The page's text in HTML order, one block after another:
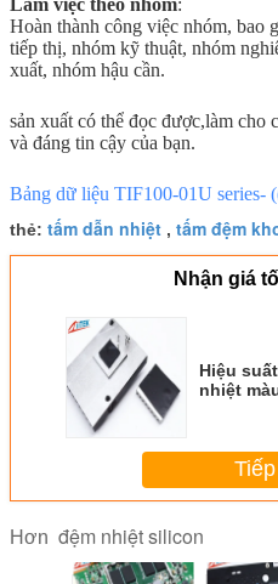
Hoàn thành công việc nhóm, bao
tiếp thị, nhóm kỹ thuật, nhóm
xuất, nhóm hậu cần.
sản xuất có thể đọc được,làm cho
và đáng tin cậy của bạn.
Bảng dữ liệu TIF100-01U series-
thẻ: tấm dẫn nhiệt , tấm đệm
Nhận giá
Hiệu
nhiệt
Hơn đệm nhiệt silicon